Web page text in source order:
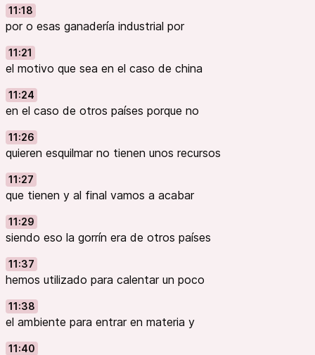
11:18
por o esas ganadería industrial por
11:21
el motivo que sea en el caso de china
11:24
en el caso de otros países porque no
11:26
quieren esquilmar no tienen unos recursos
11:27
que tienen y al final vamos a acabar
11:29
siendo eso la gorrín era de otros países
11:37
hemos utilizado para calentar un poco
11:38
el ambiente para entrar en materia y
11:40